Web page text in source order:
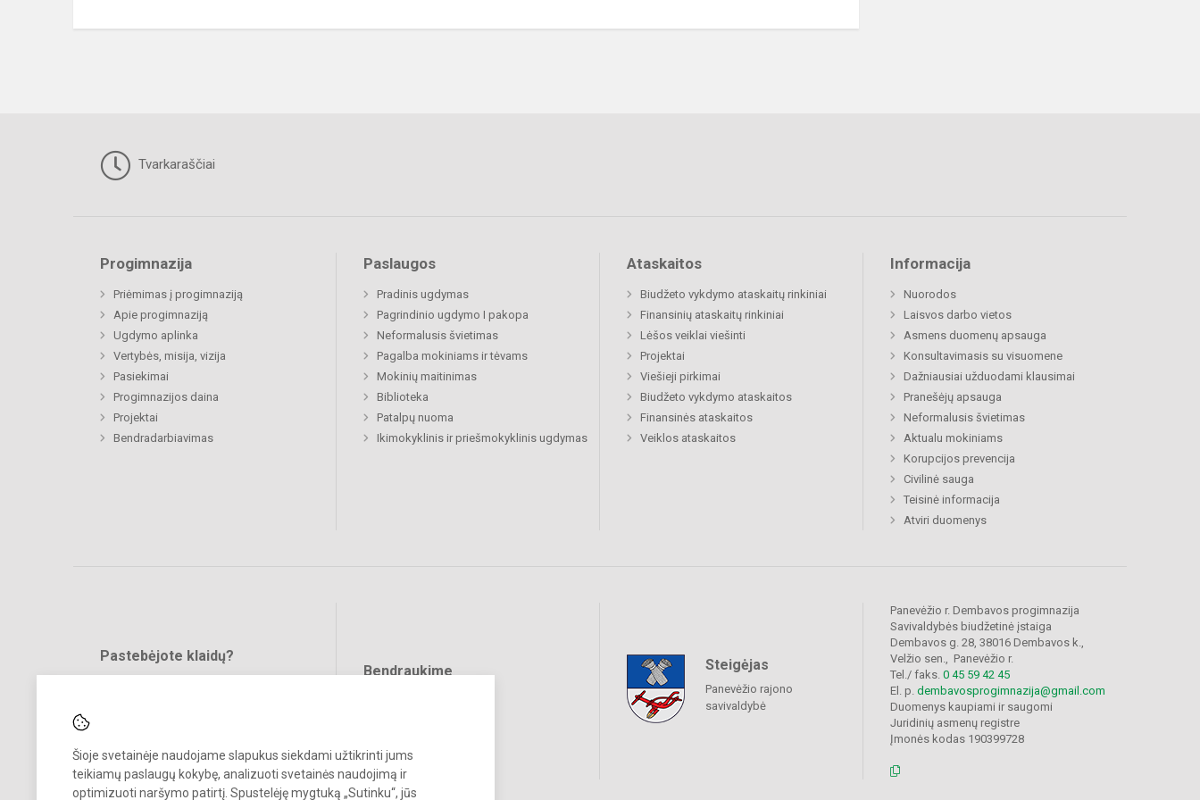
Šioje svetainėje naudojame slapukus siekdami užtikrinti jums
teikiamų paslaugų kokybę, analizuoti svetainės naudojimą ir
optimizuoti naršymo patirtį. Spustelėję mygtuką „Sutinku“, jūs
Tvarkaraščiai
Progimnazija
Priėmimas į progimnaziją
Apie progimnaziją
Ugdymo aplinka
Vertybės, misija, vizija
Pasiekimai
Progimnazijos daina
Projektai
Bendradarbiavimas
Paslaugos
Pradinis ugdymas
Pagrindinio ugdymo I pakopa
Neformalusis švietimas
Pagalba mokiniams ir tėvams
Mokinių maitinimas
Biblioteka
Patalpų nuoma
Ikimokyklinis ir priešmokyklinis ugdymas
Ataskaitos
Biudžeto vykdymo ataskaitų rinkiniai
Finansinių ataskaitų rinkiniai
Lėšos veiklai viešinti
Projektai
Viešieji pirkimai
Biudžeto vykdymo ataskaitos
Finansinės ataskaitos
Veiklos ataskaitos
Informacija
Nuorodos
Laisvos darbo vietos
Asmens duomenų apsauga
Konsultavimasis su visuomene
Dažniausiai užduodami klausimai
Pranešėjų apsauga
Neformalusis švietimas
Aktualu mokiniams
Korupcijos prevencija
Civilinė sauga
Teisinė informacija
Atviri duomenys
Pastebėjote klaidų?
Bendraukime Steigėjas
Panevėžio rajono
savivaldybė
Panevėžio r. Dembavos progimnazija
Savivaldybės biudžetinė įstaiga
Dembavos g. 28, 38016 Dembavos k.,
Velžio sen., Panevėžio r.
Tel./ faks. 0 45 59 42 45
El. p. dembavosprogimnazija@gmail.com
Duomenys kaupiami ir saugomi
Juridinių asmenų registre
Įmonės kodas 190399728